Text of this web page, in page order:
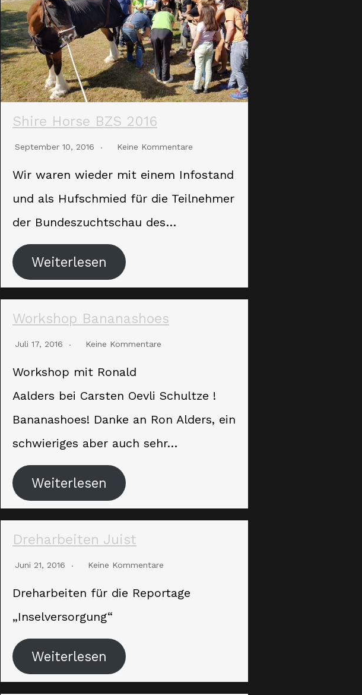
Shire Horse BZS 2016
September 10, 2016 Keine Kommentare
Wir waren wieder mit einem Infostand
und als Hufschmied für die Teilnehmer
der Bundeszuchtschau des…
Weiterlesen
Workshop Bananashoes
Juli 17, 2016 Keine Kommentare
Workshop mit Ronald
Aalders bei Carsten Oevli Schultze !
Bananashoes! Danke an Ron Alders, ein
schwieriges aber auch sehr…
Weiterlesen
Dreharbeiten Juist
Juni 21, 2016 Keine Kommentare
Dreharbeiten für die Reportage
„Inselversorgung“
Weiterlesen